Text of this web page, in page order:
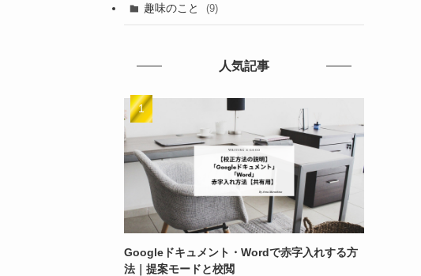
趣味のこと (9)
人気記事
Googleドキュメント・Wordで赤字入れする方
法｜提案モードと校閲